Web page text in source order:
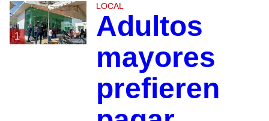
1
LOCAL
Adultos
mayores
prefieren